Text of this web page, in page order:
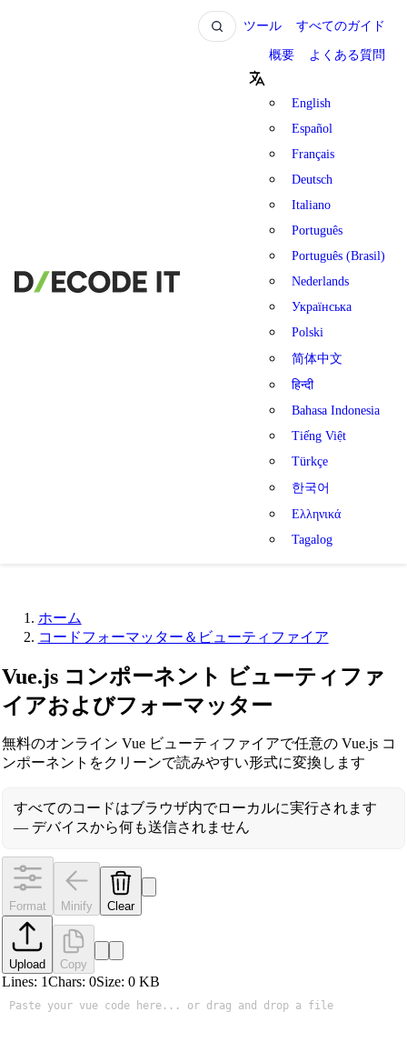
ツール すべてのガイド
概要 よくある質問
English
Español
Français
Deutsch
Italiano
Português
Português (Brasil)
Nederlands
Українська
Polski
简体中文
हिन्दी
Bahasa Indonesia
Tiếng Việt
Türkçe
한국어
Ελληνικά
Tagalog
ホーム
コードフォーマッター＆ビューティファイア
Vue.js コンポーネント ビューティファ
イアおよびフォーマッター
無料のオンライン Vue ビューティファイアで任意の Vue.js コ
ンポーネントをクリーンで読みやすい形式に変換します
すべてのコードはブラウザ内でローカルに実行されます
— デバイスから何も送信されません
Format Minify Clear
Upload Copy
Lines: 1Chars: 0Size: 0KB